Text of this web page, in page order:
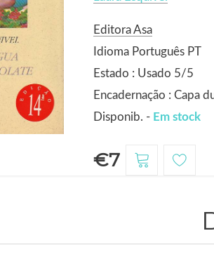
Editora Asa
Idioma Português PT
Estado : Usado 5/5
Encadernação : Capa
Disponib. - Em stock
€7